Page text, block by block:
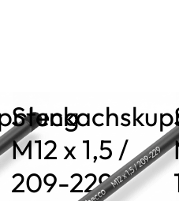
M12 x 1,5 /
209-229